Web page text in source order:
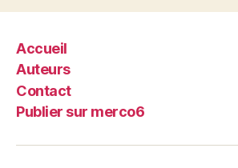
Accueil
Auteurs
Contact
Publier sur merco6